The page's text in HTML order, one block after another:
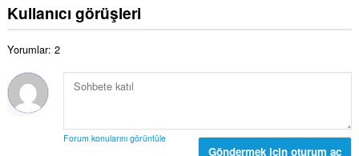
s
ı
y
s
ı
s
l
o
y
y
Kullanıcı görüşleri
Yorumlar: 2
Forum konularını görüntüle
Göndermek için oturum aç